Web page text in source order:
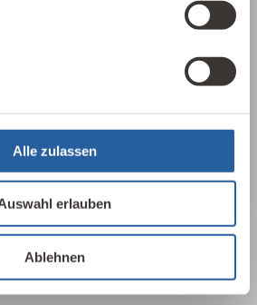
Alle zulassen
erlauben
Ablehnen
wir in 25 Leitlinien der
sortiert und
erhältlich.
ansehen